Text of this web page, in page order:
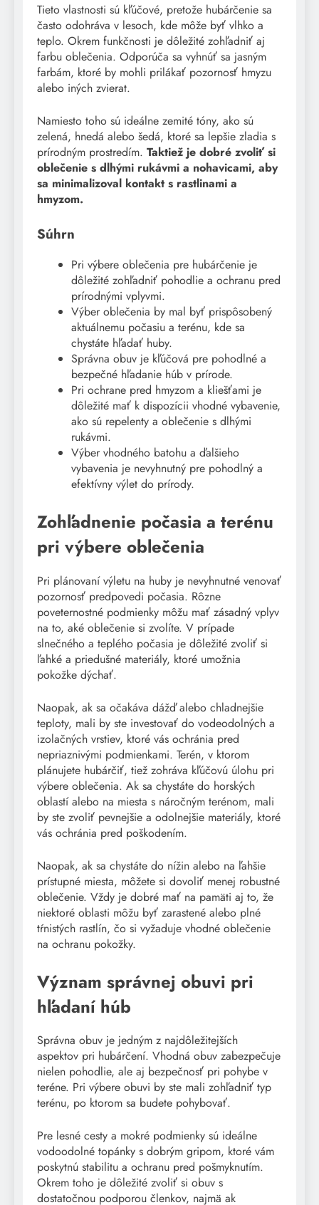
Tieto vlastnosti sú kľúčové, pretože hubárčenie sa
často odohráva v lesoch, kde môže byť vlhko a
teplo. Okrem funkčnosti je dôležité zohľadniť aj
farbu oblečenia. Odporúča sa vyhnúť sa jasným
farbám, ktoré by mohli prilákať pozornosť hmyzu
alebo iných zvierat.
Namiesto toho sú ideálne zemité tóny, ako sú
zelená, hnedá alebo šedá, ktoré sa lepšie zladia s
prírodným prostredím. Taktiež je dobré zvoliť si
oblečenie s dlhými rukávmi a nohavicami, aby
sa minimalizoval kontakt s rastlinami a
hmyzom.
Súhrn
Pri výbere oblečenia pre hubárčenie je
dôležité zohľadniť pohodlie a ochranu pred
prírodnými vplyvmi.
Výber oblečenia by mal byť prispôsobený
aktuálnemu počasiu a terénu, kde sa
chystáte hľadať huby.
Správna obuv je kľúčová pre pohodlné a
bezpečné hľadanie húb v prírode.
Pri ochrane pred hmyzom a kliešťami je
dôležité mať k dispozícii vhodné vybavenie,
ako sú repelenty a oblečenie s dlhými
rukávmi.
Výber vhodného batohu a ďalšieho
vybavenia je nevyhnutný pre pohodlný a
efektívny výlet do prírody.
Zohľadnenie počasia a terénu
pri výbere oblečenia
Pri plánovaní výletu na huby je nevyhnutné venovať
pozornosť predpovedi počasia. Rôzne
poveternostné podmienky môžu mať zásadný vplyv
na to, aké oblečenie si zvolíte. V prípade
slnečného a teplého počasia je dôležité zvoliť si
ľahké a priedušné materiály, ktoré umožnia
pokožke dýchať.
Naopak, ak sa očakáva dážď alebo chladnejšie
teploty, mali by ste investovať do vodeodolných a
izolačných vrstiev, ktoré vás ochránia pred
nepriaznivými podmienkami. Terén, v ktorom
plánujete hubárčiť, tiež zohráva kľúčovú úlohu pri
výbere oblečenia. Ak sa chystáte do horských
oblastí alebo na miesta s náročným terénom, mali
by ste zvoliť pevnejšie a odolnejšie materiály, ktoré
vás ochránia pred poškodením.
Naopak, ak sa chystáte do nížin alebo na ľahšie
prístupné miesta, môžete si dovoliť menej robustné
oblečenie. Vždy je dobré mať na pamäti aj to, že
niektoré oblasti môžu byť zarastené alebo plné
tŕnistých rastlín, čo si vyžaduje vhodné oblečenie
na ochranu pokožky.
Význam správnej obuvi pri
hľadaní húb
Správna obuv je jedným z najdôležitejších
aspektov pri hubárčení. Vhodná obuv zabezpečuje
nielen pohodlie, ale aj bezpečnosť pri pohybe v
teréne. Pri výbere obuvi by ste mali zohľadniť typ
terénu, po ktorom sa budete pohybovať.
Pre lesné cesty a mokré podmienky sú ideálne
vodoodolné topánky s dobrým gripom, ktoré vám
poskytnú stabilitu a ochranu pred pošmyknutím.
Okrem toho je dôležité zvoliť si obuv s
dostatočnou podporou členkov, najmä ak